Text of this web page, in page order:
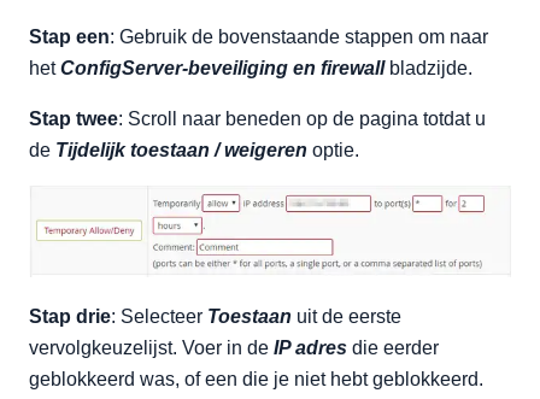
Stap een: Gebruik de bovenstaande stappen om naar
hetConfigServer-beveiliging en firewallbladzijde.
Stap twee: Scroll naar beneden op de pagina totdat u
de Tijdelijk toestaan / weigeren optie.
Stap drie: Selecteer Toestaan uit de eerste
vervolgkeuzelijst. Voer in de IP adres die eerder
geblokkeerd was, of een die je niet hebt geblokkeerd.